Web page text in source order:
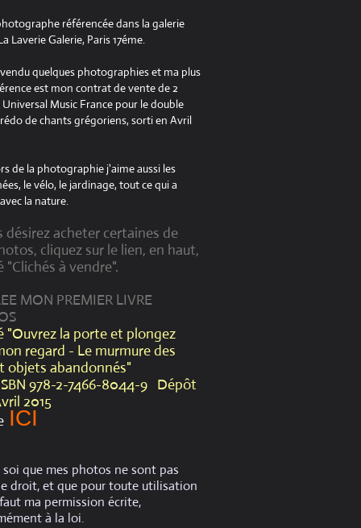
référencée dans la galerie
Laverie Galerie, Paris 17éme.
quelques photographies et ma plus
est mon contrat de vente de 2
Universal Music France pour le double
de chants grégoriens, sorti en Avril
de la photographie j'aime aussi les
le vélo, le jardinage, tout ce qui a
la nature.
désirez acheter certaines de
cliquez sur le lien, en haut,
à vendre".
MON PREMIER LIVRE
"Ouvrez la porte et plongez
regard - Le murmure des
objets abandonnés"
978-2-7466-8044-9 Dépôt
2015
ICI
soi que mes photos ne sont pas
droit, et que pour toute utilisation
ma permission écrite,
à la loi.